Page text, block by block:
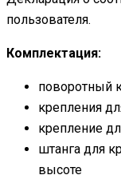
пользователя.
Комплектация:
поворотный
крепления
крепление
штанга для
высоте